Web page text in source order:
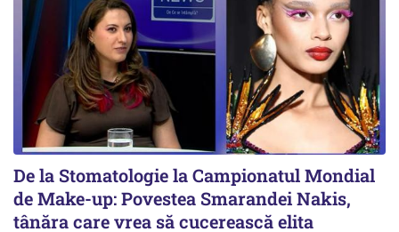
De la Stomatologie la Campionatul Mondial
de Make-up: Povestea Smarandei Nakis,
tânăra care vrea să cucerească elita